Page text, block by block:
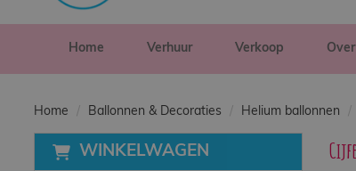
Home Verhuur Verkoop
Over ons
Home Ballonnen & Decoraties Helium ballonnen
WINKELWAGEN